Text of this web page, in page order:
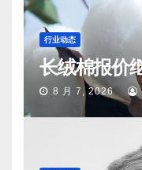
行业动态
长绒棉报价
8 月 7, 2026